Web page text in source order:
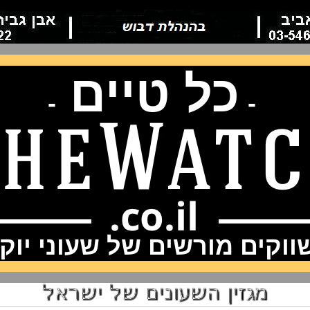
- כל טיים -
מורשים של שעוני